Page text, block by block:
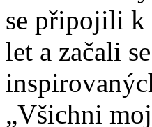
se připojili k
let a začali
„Všichni